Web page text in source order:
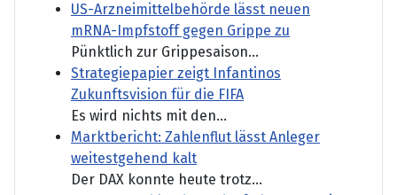
US-Arzneimittelbehörde lässt neuen
mRNA-Impfstoff gegen Grippe zu
Pünktlich zur Grippesaison...
Strategiepapier zeigt Infantinos
Zukunftsvision für die FIFA
Es wird nichts mit den...
Marktbericht: Zahlenflut lässt Anleger
weitestgehend kalt
Der DAX konnte heute trotz...